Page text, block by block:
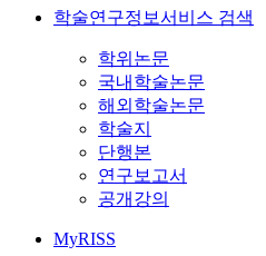
학술연구정보서비스 검색
학위논문
국내학술논문
해외학술논문
학술지
단행본
연구보고서
공개강의
MyRISS